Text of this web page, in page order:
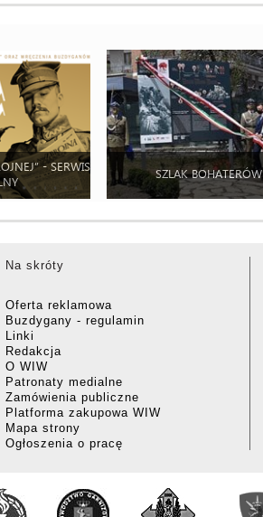
- SERWIS
SZLAK BOHATERÓW
Na skróty
Oferta reklamowa
Buzdygany - regulamin
Linki
Redakcja
O WIW
Patronaty medialne
Zamówienia publiczne
Platforma zakupowa WIW
Mapa strony
Ogłoszenia o pracę